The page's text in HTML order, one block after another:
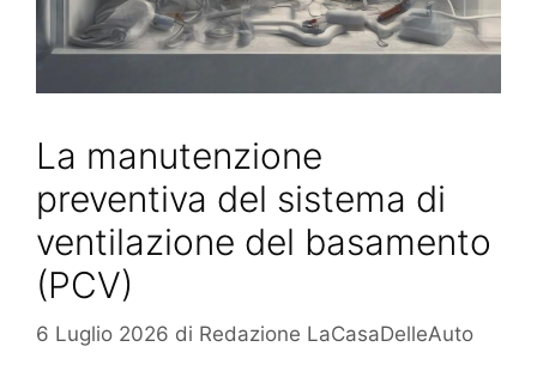
La manutenzione
preventiva del sistema di
ventilazione del basamento
(PCV)
6 Luglio 2026 di Redazione LaCasaDelleAuto